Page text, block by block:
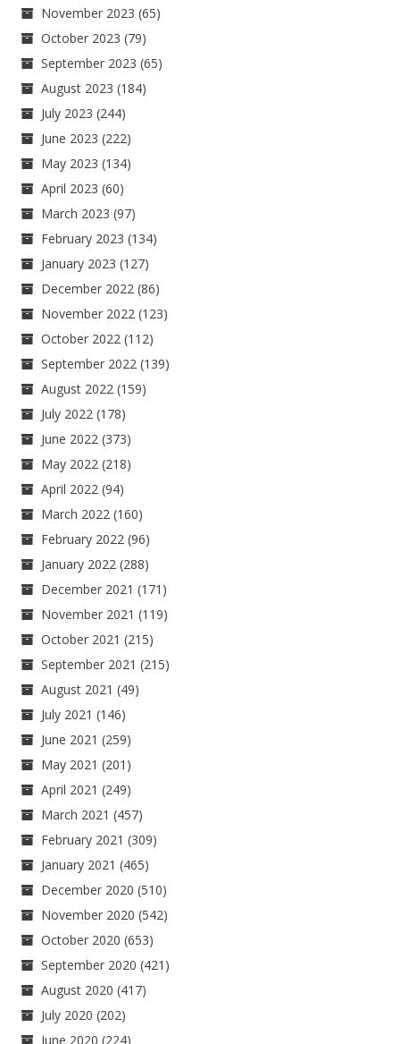
November 2023 (65)
October 2023 (79)
September 2023 (65)
August 2023 (184)
July 2023 (244)
June 2023 (222)
May 2023 (134)
April 2023 (60)
March 2023 (97)
February 2023 (134)
January 2023 (127)
December 2022 (86)
November 2022 (123)
October 2022 (112)
September 2022 (139)
August 2022 (159)
July 2022 (178)
June 2022 (373)
May 2022 (218)
April 2022 (94)
March 2022 (160)
February 2022 (96)
January 2022 (288)
December 2021 (171)
November 2021 (119)
October 2021 (215)
September 2021 (215)
August 2021 (49)
July 2021 (146)
June 2021 (259)
May 2021 (201)
April 2021 (249)
March 2021 (457)
February 2021 (309)
January 2021 (465)
December 2020 (510)
November 2020 (542)
October 2020 (653)
September 2020 (421)
August 2020 (417)
July 2020 (202)
June 2020 (224)